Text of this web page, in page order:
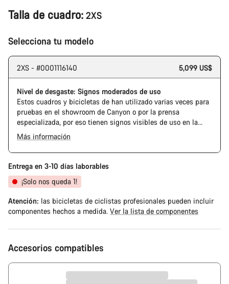
Talla de cuadro: 2XS
Selecciona tu modelo
2XS - #0001116140 5,099 US$
Nivel de desgaste: Signos moderados de uso
Estos cuadros y bicicletas de han utilizado varias veces para
pruebas en el showroom de Canyon o por la prensa
especializada, por eso tienen signos visibles de uso en la
cadena y el casete. Además, es posible que el cuadro o los
componentes tengan alguna marca, daños en la pintura o
desviaciones de color. En cualquier caso, todas sus piezas
funcionan perfectamente.
The Pro Bike has the visual design of the Ultimate CFR but is
built on the Ultimate CF SLX platform.
Más información
Entrega en 3-10 días laborables
¡Solo nos queda 1!
Atención: las bicicletas de ciclistas profesionales pueden incluir
componentes hechos a medida. Ver la lista de componentes
Accesorios compatibles